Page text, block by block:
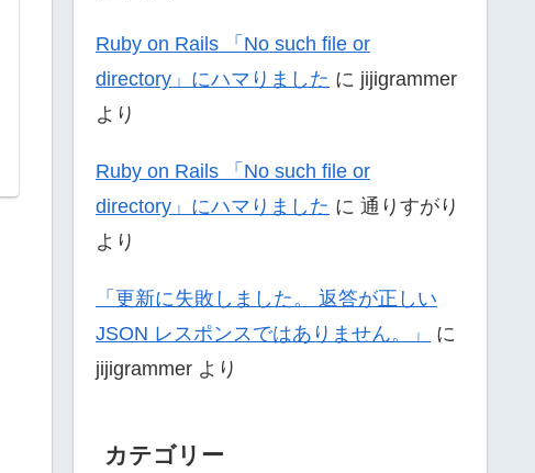
Ruby on Rails 「No such file or
directory」にハマりました に jijigrammer
より
Ruby on Rails 「No such file or
directory」にハマりました に 通りすがり
より
「更新に失敗しました。 返答が正しい
JSON レスポンスではありません。」
に
jijigrammer より
カテゴリー